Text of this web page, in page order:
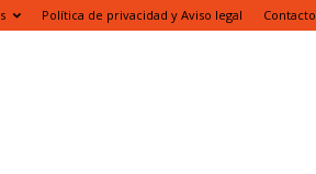
Política de privacidad y Aviso legal Contacto